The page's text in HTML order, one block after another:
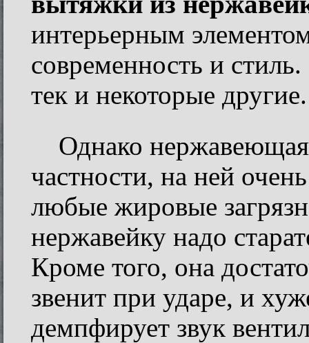
интерьерным
современность и
тек и некоторые другие.
Однако нержавеющая
частности, на ней
любые жировые
нержавейку надо
Кроме того, она
звенит при ударе, и
демпфирует звук